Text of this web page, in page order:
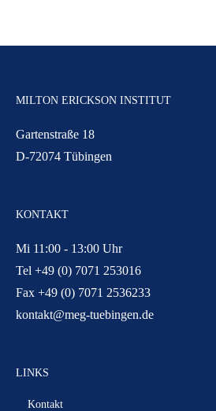
MILTON ERICKSON INSTITUT
Gartenstraße 18
D-72074 Tübingen
KONTAKT
Mi 11:00 - 13:00 Uhr
Tel +49 (0) 7071 253016
Fax +49 (0) 7071 2536233
kontakt@meg-tuebingen.de
LINKS
Kontakt